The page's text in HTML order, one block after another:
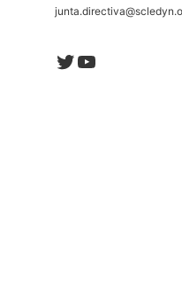
Twitter
YouTube